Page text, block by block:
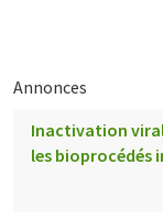
Annonces
Inactivation
les bioprocédés